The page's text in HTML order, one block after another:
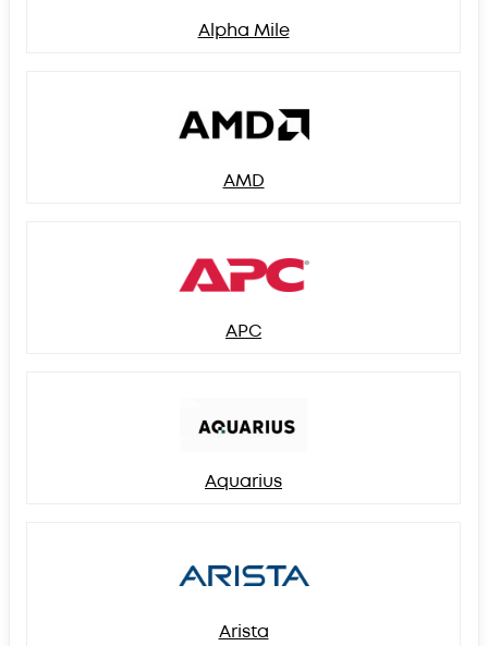
Alpha Mile
AMD
APC
Aquarius
Arista